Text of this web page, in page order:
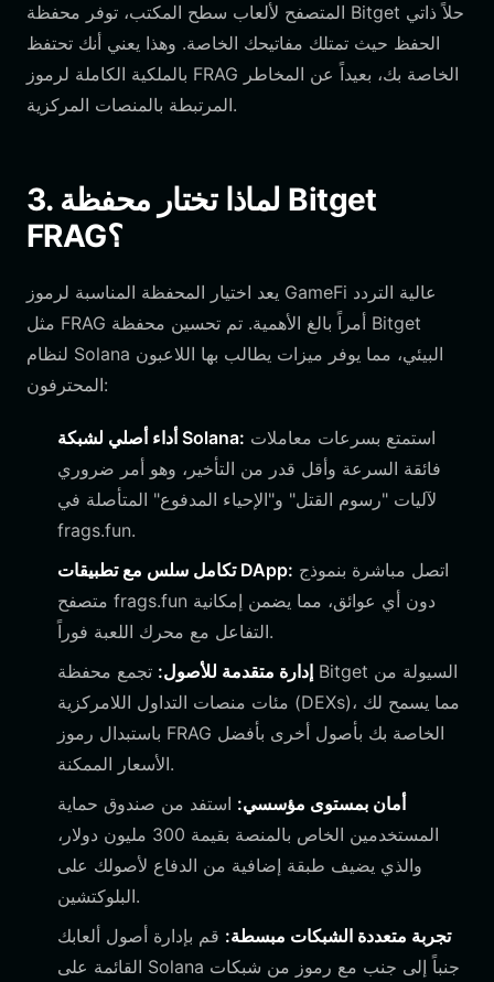
المتصفح لألعاب سطح المكتب، توفر محفظة Bitget حلاً ذاتي
الحفظ حيث تمتلك مفاتيحك الخاصة. وهذا يعني أنك تحتفظ
بالملكية الكاملة لرموز FRAG الخاصة بك، بعيداً عن المخاطر
المرتبطة بالمنصات المركزية.
3. لماذا تختار محفظة Bitget
FRAG؟
يعد اختيار المحفظة المناسبة لرموز GameFi عالية التردد
مثل FRAG أمراً بالغ الأهمية. تم تحسين محفظة Bitget
لنظام Solana البيئي، مما يوفر ميزات يطالب بها اللاعبون
المحترفون:
أداء أصلي لشبكة Solana:
فائقة السرعة وأقل قدر من التأخير، وهو أمر ضروري
لآليات "رسوم القتل" و"الإحياء المدفوع" المتأصلة في
frags.fun.
تكامل سلس مع تطبيقات DApp:
متصفح frags.fun دون أي عوائق، مما يضمن إمكانية
التفاعل مع محرك اللعبة فوراً.
إدارة متقدمة للأصول: تجمع محفظة Bitget السيولة من
مئات منصات التداول اللامركزية (DEXs)، مما يسمح لك
باستبدال رموز FRAG الخاصة بك بأصول أخرى بأفضل
الأسعار الممكنة.
أمان بمستوى مؤسسي: استفد من صندوق حماية
المستخدمين الخاص بالمنصة بقيمة 300 مليون دولار،
والذي يضيف طبقة إضافية من الدفاع لأصولك على
البلوكتشين.
تجربة متعددة الشبكات مبسطة: قم بإدارة أصول ألعابك
القائمة على Solana جنباً إلى جنب مع رموز من شبكات